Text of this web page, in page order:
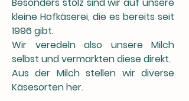
kleine Hofkäserei, die es bereits seit
1996 gibt.
Wir veredeln also unsere Milch
selbst und vermarkten diese direkt.
Aus der Milch stellen wir diverse
Käsesorten her.